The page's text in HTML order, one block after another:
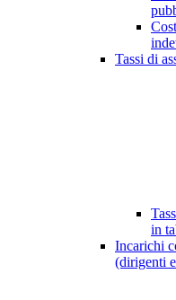
Tassi di
in
Incarichi
(dirigenti